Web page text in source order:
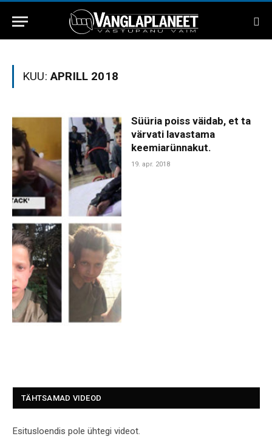
KUU:APRILL 2018
Süüria poiss väidab, et ta
värvati lavastama
keemiarünnakut.
19. apr. 2018
TÄHTSAMAD VIDEOD
Esitusloendis pole ühtegi videot.